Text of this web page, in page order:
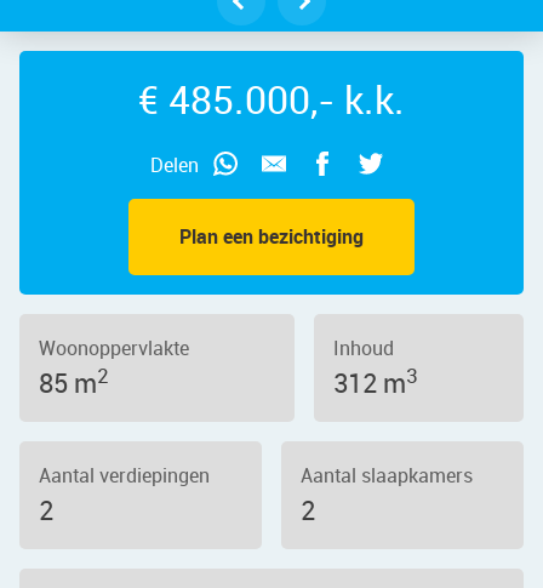
Plan een bezichtiging
Delen
€ 485.000,- k.k.
Woonoppervlakte
85 m2
Inhoud
312 m3
Aantal verdiepingen
2
Aantal slaapkamers
2